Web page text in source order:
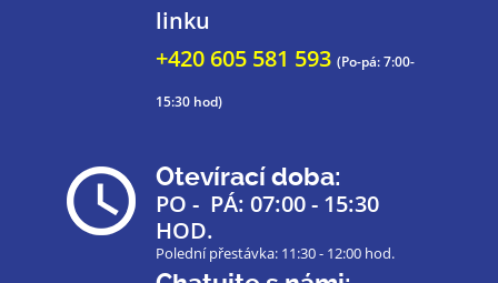
linku
+420 605 581 593 (Po-pá: 7:00-
15:30 hod)
Otevírací doba:
PO - PÁ: 07:00 - 15:30
HOD.
Polední přestávka: 11:30 - 12:00 hod.